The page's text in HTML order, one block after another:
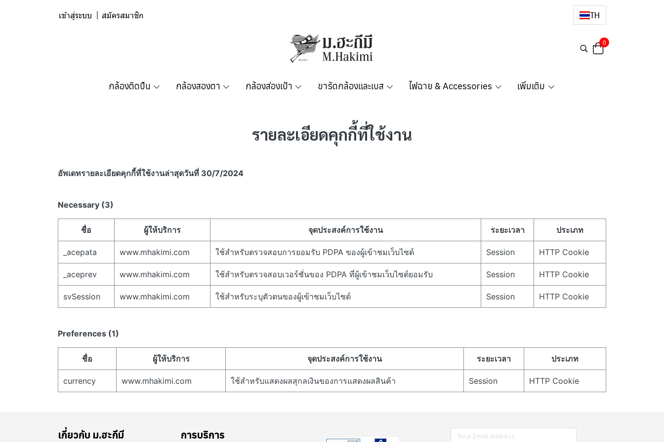
เข้าสู่ระบบ สมัครสมาชิก TH
0
กล้องติดปืน กล้องสองตา กล้องส่องเป้า ขารัดกล้องและเบส ไฟฉาย & Accessories เพิ่มเติม
รายละเอียดคุกกี้ที่ใช้งาน​
อัพเดทรายละเอียดคุกกี้ที่ใช้งาน​ล่าสุดวันที่ 30/7/2024
Necessary (3)
ชื่อ ผู้ให้บริการ จุดประสงค์การใช้งาน ระยะเวลา ประเภท
_acepata www.mhakimi.com ใช้สำหรับตรวจสอบการยอมรับ PDPA ของผู้เข้าชมเว็บไซต์ Session HTTP Cookie
_aceprev www.mhakimi.com ใช้สำหรับตรวจสอบเวอร์ชั่นของ PDPA ที่ผู้เข้าชมเว็บไซต์ยอมรับ Session HTTP Cookie
svSession www.mhakimi.com ใช้สำหรับระบุตัวตนของผู้เข้าชมเว็บไซต์ Session HTTP Cookie
Preferences (1)
ชื่อ ผู้ให้บริการ จุดประสงค์การใช้งาน ระยะเวลา ประเภท
currency www.mhakimi.com ใช้สำหรับแสดงผลสุกลเงินของการแสดงผลสินค้า Session HTTP Cookie
เกี่ยวกับ ม.ฮะกีมี การบริการ